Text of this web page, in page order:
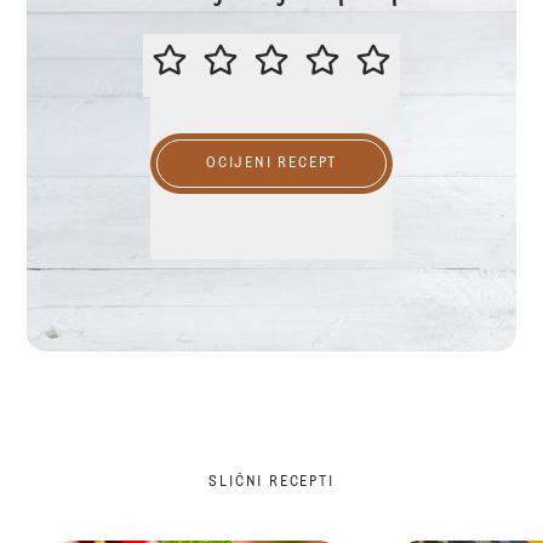
OCIJENITE OVAJ RECEPT
OCIJENI RECEPT
SLIČNI RECEPTI